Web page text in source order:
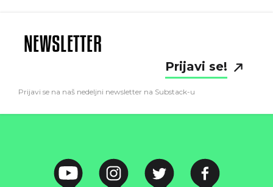
NEWSLETTER
Prijavi se!
Prijavi se na naš nedeljni newsletter na Substack-u